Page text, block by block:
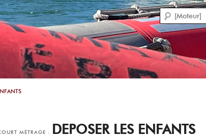
MÉTRAGE : DEPOSER LES ENFANTS